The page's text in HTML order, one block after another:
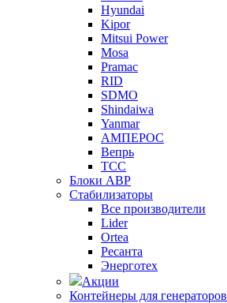
Hyundai
Kipor
Mitsui Power
Mosa
Pramac
RID
SDMO
Shindaiwa
Yanmar
АМПЕРОС
Вепрь
ТСС
Блоки АВР
Стабилизаторы
Все производители
Lider
Ortea
Ресанта
Энерготех
Акции
Контейнеры для генераторов